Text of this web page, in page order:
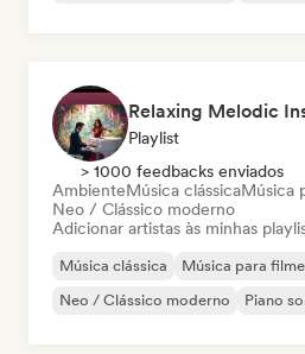
Playlist
> 1000 feedbacks enviados
AmbienteMúsica clássicaMúsica
Neo / Clássico moderno
Adicionar artistas às minhas
Música clássica Música para
Neo / Clássico moderno
Piano